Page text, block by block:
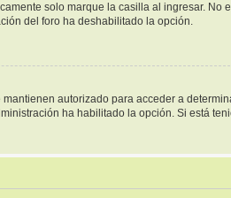
solo marque la casilla al ingresar.
del foro ha deshabilitado la opción.
autorizado para acceder a
ha habilitado la opción. Si está